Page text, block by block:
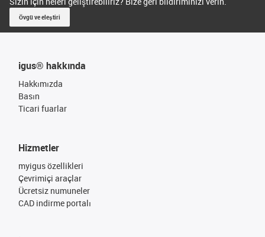
Övgü ve eleştiri
igus® hakkında
Hakkımızda
Basın
Ticari fuarlar
Hizmetler
myigus özellikleri
Çevrimiçi araçlar
Ücretsiz numuneler
CAD indirme portalı